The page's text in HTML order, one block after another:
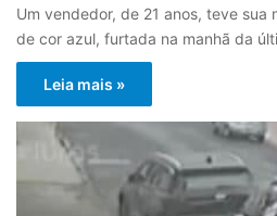
Um vendedor, de 21 anos, teve sua
de cor azul, furtada na manhã da
Leia mais »